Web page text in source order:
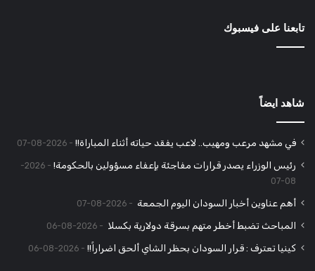
تابعنا على فيسبوك
شاهد ايضاً
في مشهد مرعب ومهيب.. لاعب يفقد حياته أثناء المباراة!! 2026-08-07
رئيس الوزراء يصدر قرارات مفاجئة بإعفاء مسؤولين بالحكومة!
2026-
08-07
أهم عناوين أخبار السودان اليوم الجمعة 2026-08-07
المباحث تضبط أخطر متهم بسرقة دولارية بكسلا 2026-08-06
كينيا تعترف : قرار السودان بحظر الشاي ألحق اضراراً!! 2026-08-06